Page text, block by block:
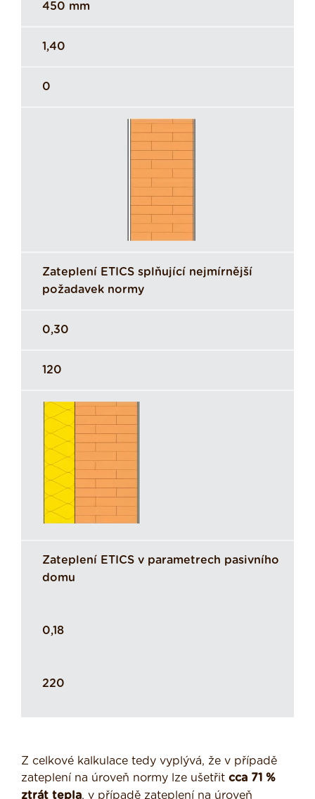
450 mm
1,40
0
Zateplení ETICS splňující nejmírnější
požadavek normy
0,30
120
Zateplení ETICS v parametrech pasivního
domu
0,18
220
Z celkové kalkulace tedy vyplývá, že v případě
zateplení na úroveň normy lze ušetřit cca 71 %
ztrát tepla, v případě zateplení na úroveň